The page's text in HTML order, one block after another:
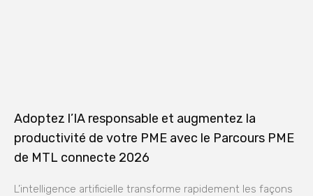
Adoptez l’IA responsable et augmentez la
productivité de votre PME avec le Parcours PME
de MTL connecte 2026
L’intelligence artificielle transforme rapidement les façons